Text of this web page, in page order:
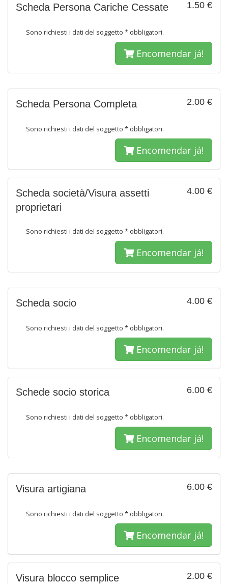
1.50 €
Scheda Persona Cariche Cessate
Sono richiesti i dati del soggetto * obbligatori.
Encomendar já!
2.00 €
Scheda Persona Completa
Sono richiesti i dati del soggetto * obbligatori.
Encomendar já!
4.00 €
Scheda società/Visura assetti
proprietari
Sono richiesti i dati del soggetto * obbligatori.
Encomendar já!
4.00 €
Scheda socio
Sono richiesti i dati del soggetto * obbligatori.
Encomendar já!
6.00 €
Schede socio storica
Sono richiesti i dati del soggetto * obbligatori.
Encomendar já!
6.00 €
Visura artigiana
Sono richiesti i dati del soggetto * obbligatori.
Encomendar já!
2.00 €
Visura blocco semplice